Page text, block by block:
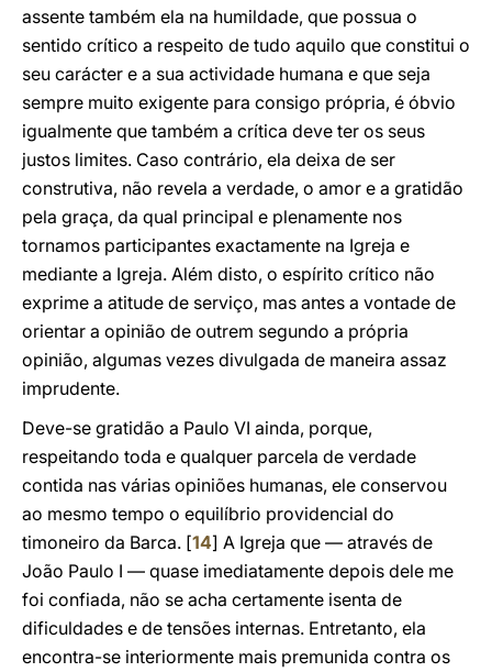
assente também ela na humildade, que possua o
sentido crítico a respeito de tudo aquilo que constitui o
seu carácter e a sua actividade humana e que seja
sempre muito exigente para consigo própria, é óbvio
igualmente que também a crítica deve ter os seus
justos limites. Caso contrário, ela deixa de ser
construtiva, não revela a verdade, o amor e a gratidão
pela graça, da qual principal e plenamente nos
tornamos participantes exactamente na Igreja e
mediante a Igreja. Além disto, o espírito crítico não
exprime a atitude de serviço, mas antes a vontade de
orientar a opinião de outrem segundo a própria
opinião, algumas vezes divulgada de maneira assaz
imprudente.
Deve-se gratidão a Paulo VI ainda, porque,
respeitando toda e qualquer parcela de verdade
contida nas várias opiniões humanas, ele conservou
ao mesmo tempo o equilíbrio providencial do
timoneiro da Barca. [14] A Igreja que — através de
João Paulo I — quase imediatamente depois dele me
foi confiada, não se acha certamente isenta de
dificuldades e de tensões internas. Entretanto, ela
encontra-se interiormente mais premunida contra os